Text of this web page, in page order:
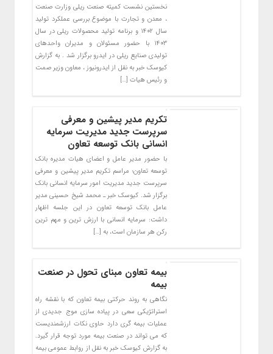
نخستین نشست کمیته صنعت ریلی وزارت صنعت
، معدن و تجارت با موضوع بررسی عملکرد تولید
سال ۱۴۰۲ و برنامه تولید محصولات ریلی در سال
۱۴۰۳ با حضور مسئولان و مدیران واحدهای
تولیدی صنایع ریلی در ایدرو برگزار شد . به گزارش
کیوسک خبر به نقل از ایدرونیوز ، معاون وزیر صمت
و رئیس هیات […]
تکریم مدیر پیشین و معرفی
سرپرست جدید مدیریت سرمایه
انسانی بانک توسعه تعاون
با حضور مدیر عامل و اعضای هیات مدیره بانک
توسعه تعاون؛ مراسم تکریم مدیر پیشین و معرفی
سرپرست جدید مدیریت امور سرمایه انسانی بانک
برگزار شد. کیوسک خبر ـ محمد شیخ حسینی مدیر
عامل بانک توسعه تعاون در این جلسه اظهار
داشت: سرمایه انسانی با ارزش ترین و مهم ترین
رکن هر سازمان است، به […]
بیمه تعاون مبنای تحول در صنعت
بیمه
نگاهی به روند حرکتی بیمه تعاون که با نقشه راه
استراتژیکی سعی در پیاده سازی موج جدیدی از
عملیات بیمه گری دارد حاوی نکات ارزشمندیست
که می تواند در صنعت بیمه مورد توجه قرار گیرد.
به گزارش کیوسک خبر به نقل از روابط عمومی بیمه